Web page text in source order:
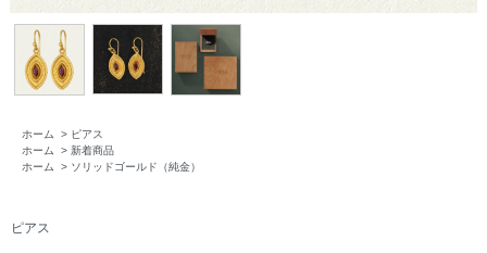
ホーム > ピアス
ホーム
> 新着商品
ホーム
> ソリッドゴールド（純金）
ピアス